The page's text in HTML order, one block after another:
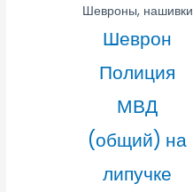
Шевроны, нашивки
Шеврон
Полиция
МВД
(общий) на
липучке